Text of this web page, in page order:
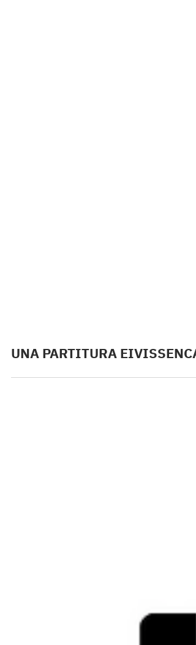
UNA PARTITURA EIVISSENCA